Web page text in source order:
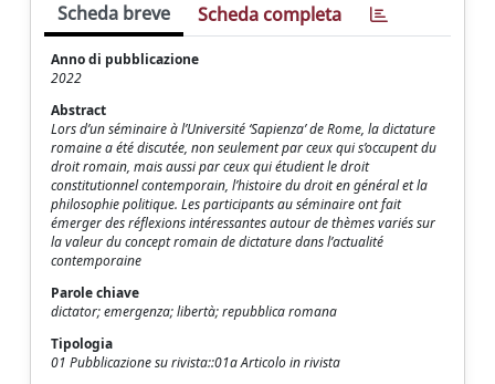
Scheda breve Scheda completa
Anno di pubblicazione
2022
Abstract
Lors d’un séminaire à l’Université ‘Sapienza’ de Rome, la dictature
romaine a été discutée, non seulement par ceux qui s’occupent du
droit romain, mais aussi par ceux qui étudient le droit
constitutionnel contemporain, l’histoire du droit en général et la
philosophie politique. Les participants au séminaire ont fait
émerger des réflexions intéressantes autour de thèmes variés sur
la valeur du concept romain de dictature dans l’actualité
contemporaine
Parole chiave
dictator; emergenza; libertà; repubblica romana
Tipologia
01 Pubblicazione su rivista::01a Articolo in rivista